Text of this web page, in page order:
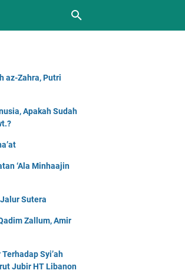
az-Zahra, Putri
Apakah Sudah
‘Ala Minhaajin
Sutera
Zallum, Amir
Syi’ah
Jubir HT Libanon